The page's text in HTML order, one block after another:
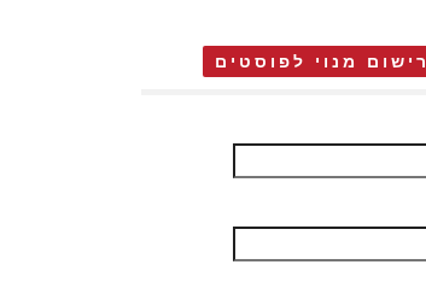
רישום מנוי לפוסטים